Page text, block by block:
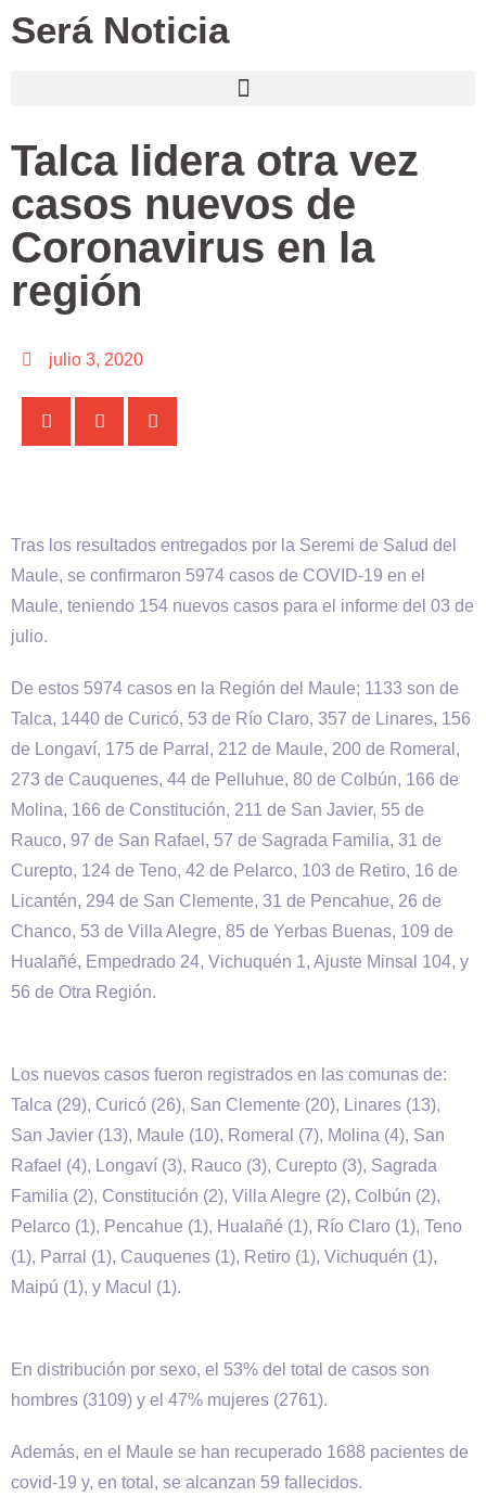
Será Noticia
Talca lidera otra vez
casos nuevos de
Coronavirus en la
región
julio 3, 2020
Tras los resultados entregados por la Seremi de Salud del
Maule, se confirmaron 5974 casos de COVID-19 en el
Maule, teniendo 154 nuevos casos para el informe del 03 de
julio.
De estos 5974 casos en la Región del Maule; 1133 son de
Talca, 1440 de Curicó, 53 de Río Claro, 357 de Linares, 156
de Longaví, 175 de Parral, 212 de Maule, 200 de Romeral,
273 de Cauquenes, 44 de Pelluhue, 80 de Colbún, 166 de
Molina, 166 de Constitución, 211 de San Javier, 55 de
Rauco, 97 de San Rafael, 57 de Sagrada Familia, 31 de
Curepto, 124 de Teno, 42 de Pelarco, 103 de Retiro, 16 de
Licantén, 294 de San Clemente, 31 de Pencahue, 26 de
Chanco, 53 de Villa Alegre, 85 de Yerbas Buenas, 109 de
Hualañé, Empedrado 24, Vichuquén 1, Ajuste Minsal 104, y
56 de Otra Región.
Los nuevos casos fueron registrados en las comunas de:
Talca (29), Curicó (26), San Clemente (20), Linares (13),
San Javier (13), Maule (10), Romeral (7), Molina (4), San
Rafael (4), Longaví (3), Rauco (3), Curepto (3), Sagrada
Familia (2), Constitución (2), Villa Alegre (2), Colbún (2),
Pelarco (1), Pencahue (1), Hualañé (1), Río Claro (1), Teno
(1), Parral (1), Cauquenes (1), Retiro (1), Vichuquén (1),
Maipú (1), y Macul (1).
En distribución por sexo, el 53% del total de casos son
hombres (3109) y el 47% mujeres (2761).
Además, en el Maule se han recuperado 1688 pacientes de
covid-19 y, en total, se alcanzan 59 fallecidos.